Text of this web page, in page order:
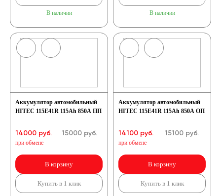
В наличии В наличии
Аккумулятор автомобильный
HITEC 115E41R 115Ah 850A ПП
14000 руб.
при обмене
15000руб.
В корзину
Купить в 1 клик
Аккумулятор автомобильный
HITEC 115E41R 115Ah 850A ОП
14100 руб.
при обмене
15100руб.
В корзину
Купить в 1 клик